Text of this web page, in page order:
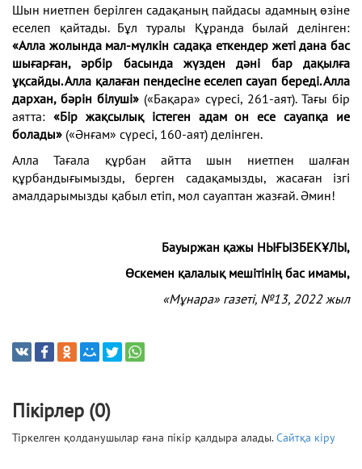
Шын ниетпен берілген садақаның пайдасы адамның өзіне
еселеп қайтады. Бұл туралы Құранда былай делінген:
«Алла жолында мал-мүлкін садақа еткендер жеті дана бас
шығарған, әрбір басында жүзден дәні бар дақылға
ұқсайды. Алла қалаған пендесіне еселеп сауап береді. Алла
дархан, бәрін білуші» («Бақара» сүресі, 261-аят). Тағы бір
аятта: «Бір жақсылық істеген адам он есе сауапқа ие
болады» («Әнғам» сүресі, 160-аят) делінген.
Алла Тағала құрбан айтта шын ниетпен шалған
құрбандығымызды, берген садақамызды, жасаған ізгі
амалдарымызды қабыл етіп, мол сауаптан жазғай. Әмин!
Бауыржан қажы НЫҒЫЗБЕКҰЛЫ,
Өскемен қалалық мешітінің бас имамы,
«Мұнара» газеті, №13, 2022 жыл
Пікірлер (0)
Тіркелген қолданушылар ғана пікір қалдыра алады.Сайтқа кіру